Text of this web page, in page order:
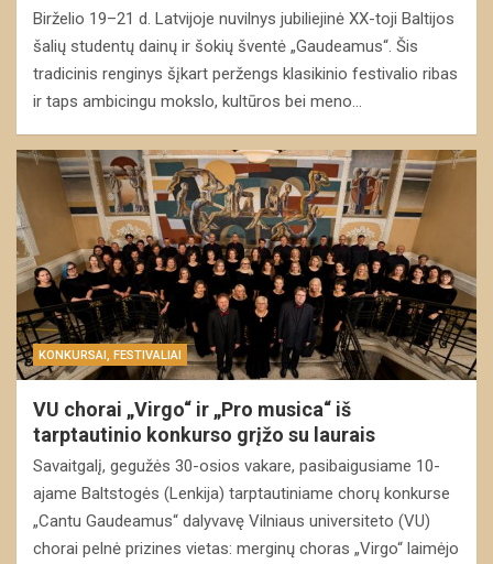
Birželio 19–21 d. Latvijoje nuvilnys jubiliejinė XX-toji Baltijos
šalių studentų dainų ir šokių šventė „Gaudeamus“. Šis
tradicinis renginys šįkart peržengs klasikinio festivalio ribas
ir taps ambicingu mokslo, kultūros bei meno…
KONKURSAI, FESTIVALIAI
VU chorai „Virgo“ ir „Pro musica“ iš
tarptautinio konkurso grįžo su laurais
Savaitgalį, gegužės 30-osios vakare, pasibaigusiame 10-
ajame Baltstogės (Lenkija) tarptautiniame chorų konkurse
„Cantu Gaudeamus“ dalyvavę Vilniaus universiteto (VU)
chorai pelnė prizines vietas: merginų choras „Virgo“ laimėjo